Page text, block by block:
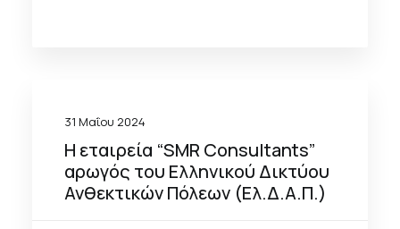
31 Μαΐου 2024
Η εταιρεία “SMR Consultants”
αρωγός του Ελληνικού Δικτύου
Ανθεκτικών Πόλεων (Ελ.Δ.Α.Π.)